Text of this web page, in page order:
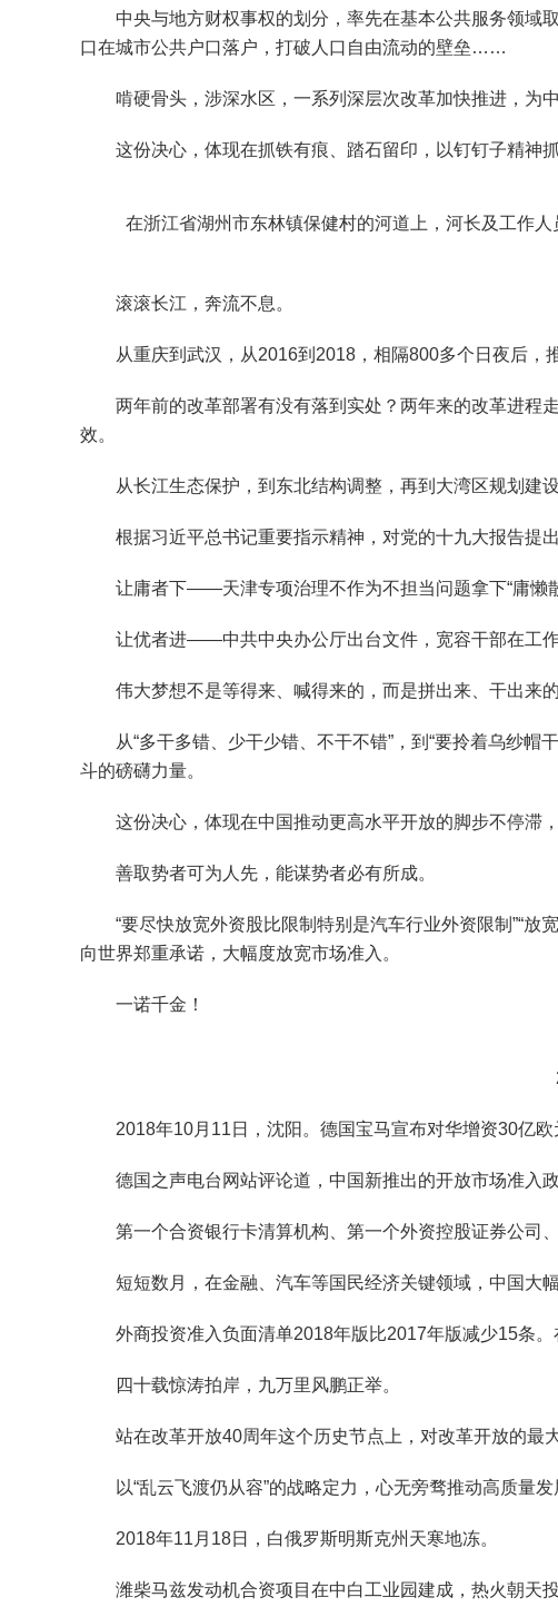
中央与地方财权事权的划分，率先在基本公共服务领域取
口在城市公共户口落户，打破人口自由流动的壁垒……
啃硬骨头，涉深水区，一系列深层次改革加快推进，为中
这份决心，体现在抓铁有痕、踏石留印，以钉钉子精神抓
在浙江省湖州市东林镇保健村的河道上，河长及工作人
滚滚长江，奔流不息。
从重庆到武汉，从2016到2018，相隔800多个日夜后，推
两年前的改革部署有没有落到实处？两年来的改革进程走
效。
从长江生态保护，到东北结构调整，再到大湾区规划建
根据习近平总书记重要指示精神，对党的十九大报告提出
让庸者下——天津专项治理不作为不担当问题拿下“庸懒散
让优者进——中共中央办公厅出台文件，宽容干部在工作
伟大梦想不是等得来、喊得来的，而是拼出来、干出来的
从“多干多错、少干少错、不干不错”，到“要拎着乌纱帽
斗的磅礴力量。
这份决心，体现在中国推动更高水平开放的脚步不停滞，
善取势者可为人先，能谋势者必有所成。
“要尽快放宽外资股比限制特别是汽车行业外资限制”“放
向世界郑重承诺，大幅度放宽市场准入。
一诺千金！
2018年10月11日，沈阳。德国宝马宣布对华增资30亿欧
德国之声电台网站评论道，中国新推出的开放市场准入政
第一个合资银行卡清算机构、第一个外资控股证券公司
短短数月，在金融、汽车等国民经济关键领域，中国大幅
外商投资准入负面清单2018年版比2017年版减少15条。
四十载惊涛拍岸，九万里风鹏正举。
站在改革开放40周年这个历史节点上，对改革开放的最大
以“乱云飞渡仍从容”的战略定力，心无旁骛推动高质量发
2018年11月18日，白俄罗斯明斯克州天寒地冻。
潍柴马兹发动机合资项目在中白工业园建成，热火朝天投